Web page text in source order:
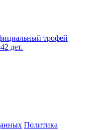
трофей
дет.
Политика